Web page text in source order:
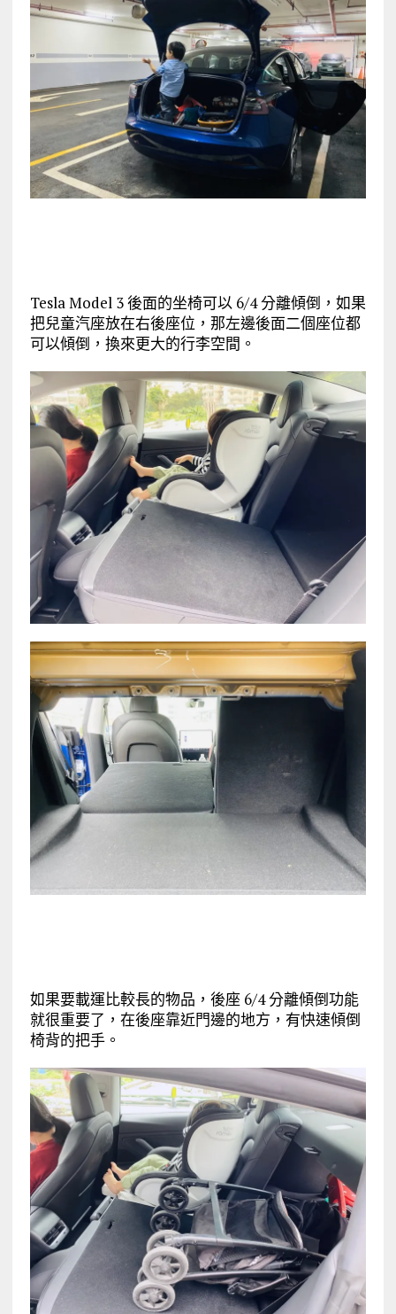
Tesla Model 3 後面的坐椅可以 6/4 分離傾倒，如果
把兒童汽座放在右後座位，那左邊後面二個座位都
可以傾倒，換來更大的行李空間。
如果要載運比較長的物品，後座 6/4 分離傾倒功能
就很重要了，在後座靠近門邊的地方，有快速傾倒
椅背的把手。